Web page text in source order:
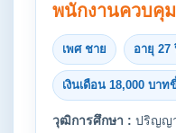
พนักงานควบคุ
เพศ ชาย อายุ 27
เงินเดือน 18,000 บาท
วุฒิการศึกษา : ปริญญ